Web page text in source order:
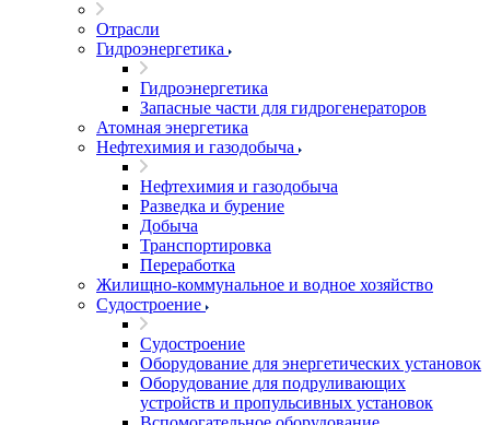
Отрасли
Гидроэнергетика
Гидроэнергетика
Запасные части для гидрогенераторов
Атомная энергетика
Нефтехимия и газодобыча
Нефтехимия и газодобыча
Разведка и бурение
Добыча
Транспортировка
Переработка
Жилищно-коммунальное и водное хозяйство
Судостроение
Судостроение
Оборудование для энергетических установок
Оборудование для подруливающих
устройств и пропульсивных установок